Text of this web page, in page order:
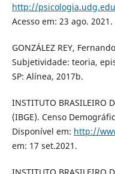
http://
Acesso em: 23 ago. 2021.
GONZÁLEZ REY,
Subjetividade: teoria,
SP: Alínea, 2017b.
INSTITUTO BRASILEIRO
(IBGE). Censo
Disponível em: http://
em: 17 set.2021.